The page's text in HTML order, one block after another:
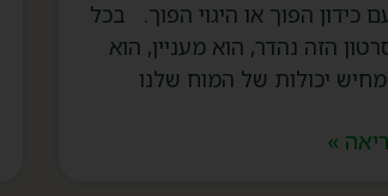
כידון הפוך או היגוי הפוך. בכל
הזה נהדר, הוא מעניין, הוא
יכולות של המוח שלנו
»